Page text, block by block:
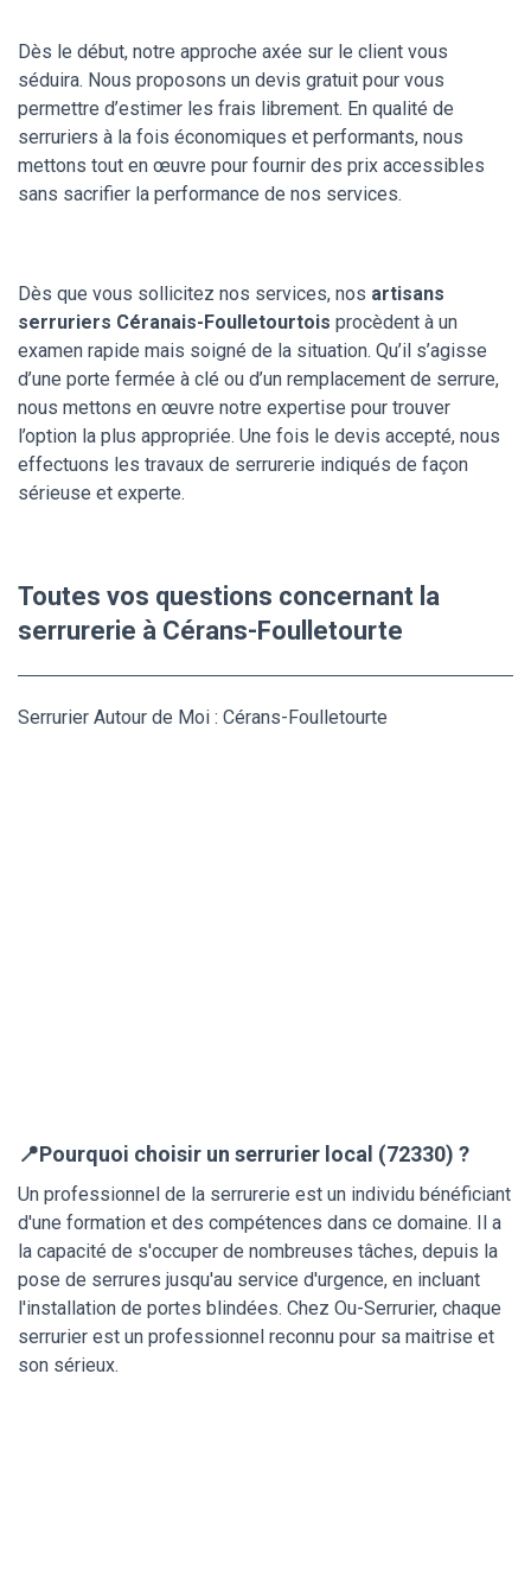
Dès le début, notre approche axée sur le client vous
séduira. Nous proposons un devis gratuit pour vous
permettre d’estimer les frais librement. En qualité de
serruriers à la fois économiques et performants, nous
mettons tout en œuvre pour fournir des prix accessibles
sans sacrifier la performance de nos services.
Dès que vous sollicitez nos services, nos artisans
serruriers Céranais-Foulletourtois procèdent à un
examen rapide mais soigné de la situation. Qu’il s’agisse
d’une porte fermée à clé ou d’un remplacement de serrure,
nous mettons en œuvre notre expertise pour trouver
l’option la plus appropriée. Une fois le devis accepté, nous
effectuons les travaux de serrurerie indiqués de façon
sérieuse et experte.
Toutes vos questions concernant la
serrurerie à Cérans-Foulletourte
Serrurier Autour de Moi : Cérans-Foulletourte
📍Pourquoi choisir un serrurier local (72330) ?
Un professionnel de la serrurerie est un individu bénéficiant
d'une formation et des compétences dans ce domaine. Il a
la capacité de s'occuper de nombreuses tâches, depuis la
pose de serrures jusqu'au service d'urgence, en incluant
l'installation de portes blindées. Chez Ou-Serrurier, chaque
serrurier est un professionnel reconnu pour sa maitrise et
son sérieux.